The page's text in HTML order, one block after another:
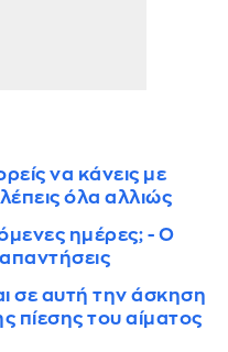
να κάνεις με
όλα αλλιώς
ημέρες; - Ο
σε αυτή την άσκηση
πίεσης του αίματος